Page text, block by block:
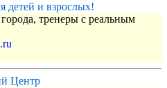
детей и взрослых!
тренеры с реальным
Центр